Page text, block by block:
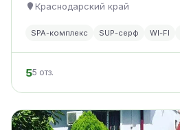
Краснодарский край
SPA-комплекс SUP-серф WI-FI
55 отз.